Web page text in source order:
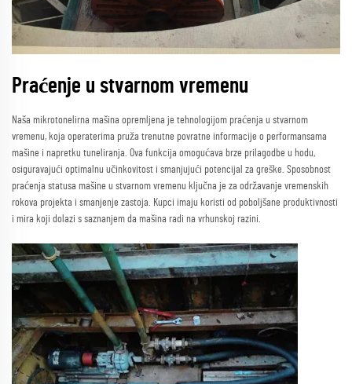
Praćenje u stvarnom vremenu
Naša mikrotonelirna mašina opremljena je tehnologijom praćenja u stvarnom
vremenu, koja operaterima pruža trenutne povratne informacije o performansama
mašine i napretku tuneliranja. Ova funkcija omogućava brze prilagodbe u hodu,
osiguravajući optimalnu učinkovitost i smanjujući potencijal za greške. Sposobnost
praćenja statusa mašine u stvarnom vremenu ključna je za održavanje vremenskih
rokova projekta i smanjenje zastoja. Kupci imaju koristi od poboljšane produktivnosti
i mira koji dolazi s saznanjem da mašina radi na vrhunskoj razini.